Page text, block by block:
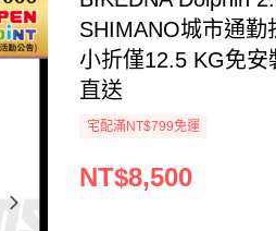
SHIMANO城市通
小折僅12.5 KG免
直送
宅配滿NT$799免運
NT$8,500